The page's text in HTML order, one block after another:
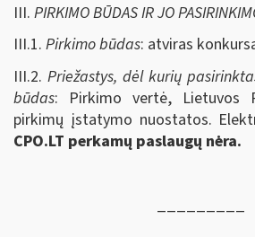
III. PIRKIMO BŪDAS IR JO
III.1. Pirkimo būdas: atviras
III.2. Priežastys, dėl kurių
būdas: Pirkimo vertė, Lietuvos
pirkimų įstatymo nuostatos.
CPO.LT perkamų paslaugų nėra.